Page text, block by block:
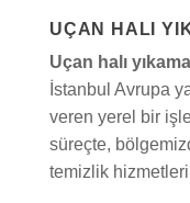
UÇAN HALI
Uçan halı yıkama
İstanbul Avrupa
veren yerel bir
süreçte,
temizlik